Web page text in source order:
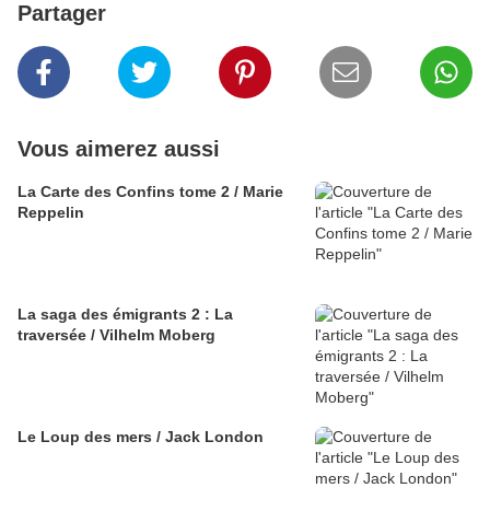
Partager
Vous aimerez aussi
La Carte des Confins tome 2 / Marie
Reppelin
La saga des émigrants 2 : La
traversée / Vilhelm Moberg
Le Loup des mers / Jack London